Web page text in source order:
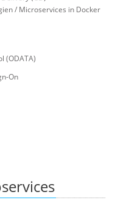
/ Microservices in Docker
(ODATA)
On